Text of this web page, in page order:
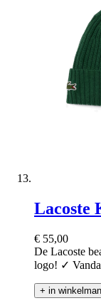
Lacoste
€ 55,00
De Lacoste
logo! ✓
+ in